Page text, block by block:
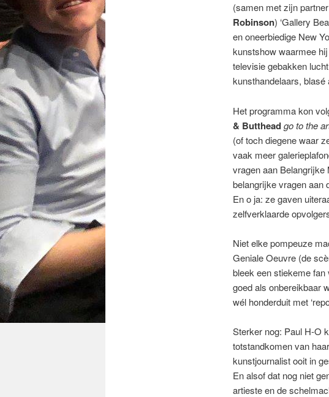
(samen met zijn
Robinson) ‘Gallery
en oneerbiedige New
kunstshow waarmee
televisie gebakken
kunsthandelaars,
Het programma kon
& Buttheadgo to the
(of toch diegene waar
vaak meer
vragen aan Belangrijke
belangrijke vragen aan
En o ja: ze gaven
zelfverklaarde
Niet elke pompeuze
Geniale Oeuvre (de
bleek een stiekeme
goed als onbereikbaar
wél honderduit met
Sterker nog: Paul H-O
totstandkomen van
kunstjournalist ooit in
En alsof dat nog niet
artieste en de